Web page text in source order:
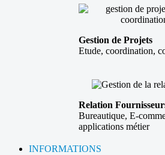
Gestion de Projets
Etude, coordination,
Relation
Bureautique, E-
applications métier
INFORMATIONS